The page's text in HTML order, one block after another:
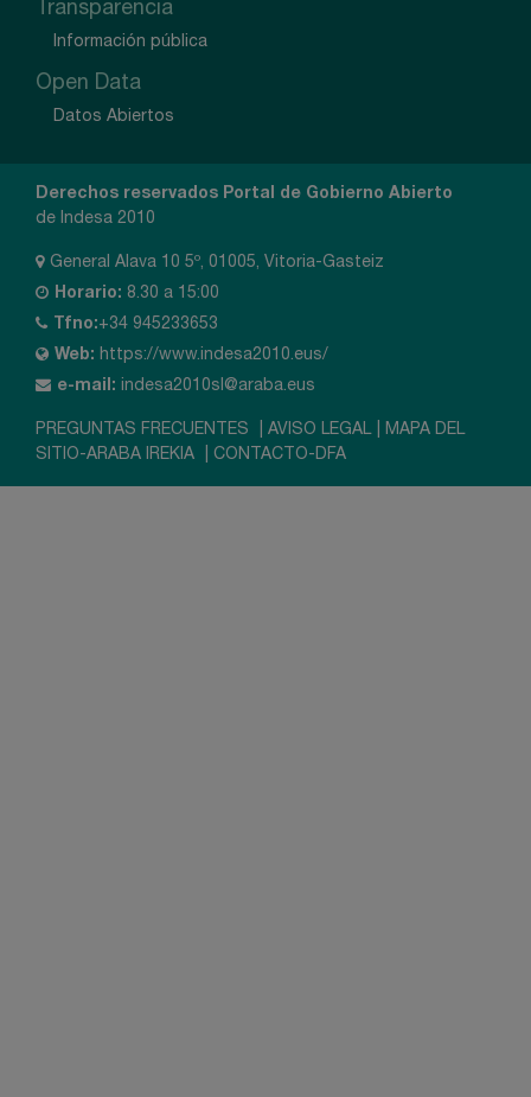
Transparencia
Información pública
Open Data
Datos Abiertos
Derechos reservados Portal de Gobierno Abierto
de Indesa 2010
General Alava 10 5º, 01005, Vitoria-Gasteiz
Horario: 8.30 a 15:00
Tfno:+34 945233653
Web: https://www.indesa2010.eus/
e-mail: indesa2010sl@araba.eus
PREGUNTAS FRECUENTES AVISO LEGAL
MAPA DEL
SITIO-ARABA IREKIA
CONTACTO-DFA